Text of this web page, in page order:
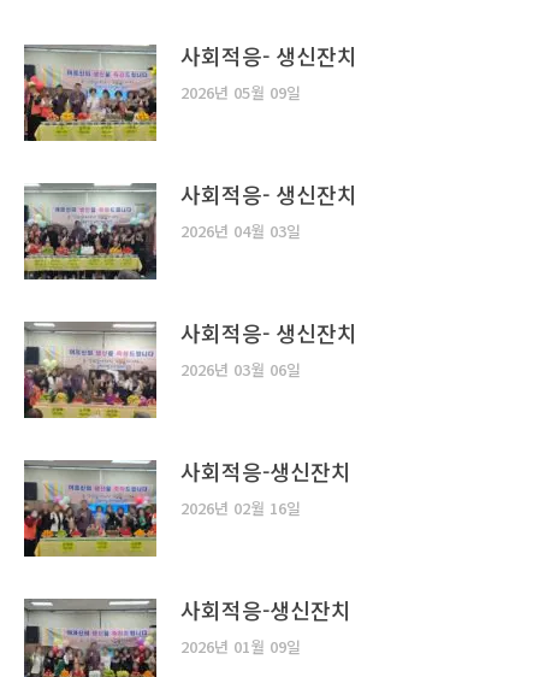
사회적응- 생신잔치
2026년 05월 09일
사회적응- 생신잔치
2026년 04월 03일
사회적응- 생신잔치
2026년 03월 06일
사회적응-생신잔치
2026년 02월 16일
사회적응-생신잔치
2026년 01월 09일